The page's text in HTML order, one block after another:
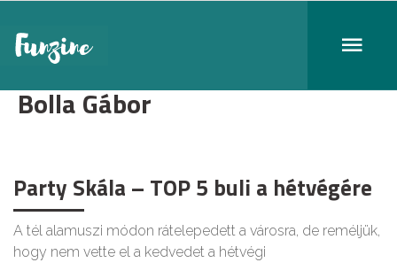
Bolla Gábor
Party Skála – TOP 5 buli a hétvégére
A tél alamuszi módon rátelepedett a városra, de reméljük,
hogy nem vette el a kedvedet a hétvégi